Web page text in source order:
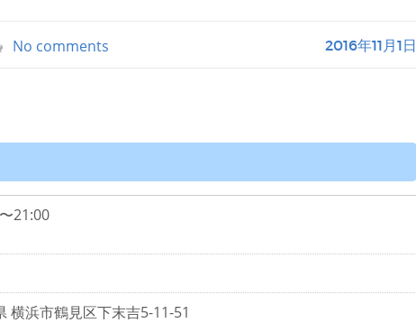
No comments 2016年11月1日
21:00
横浜市鶴見区下末吉5-11-51